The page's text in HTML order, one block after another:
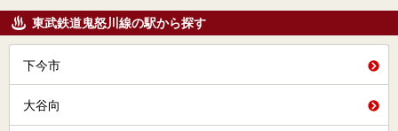
東武鉄道鬼怒川線の駅から探す
下今市
大谷向